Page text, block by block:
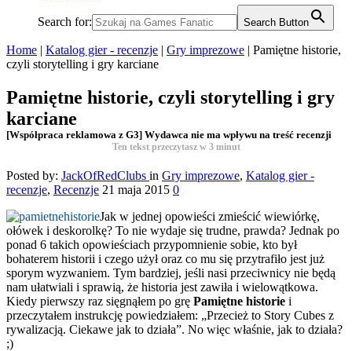
Search for: Search Button
Home | Katalog gier - recenzje | Gry imprezowe | Pamiętne historie,
czyli storytelling i gry karciane
Pamiętne historie, czyli storytelling i gry
karciane
[Współpraca reklamowa z G3] Wydawca nie ma wpływu na treść recenzji
Ten tekst przeczytasz w 3 minut
Posted by: JackOfRedClubs in Gry imprezowe, Katalog gier -
recenzje, Recenzje 21 maja 2015 0
Jak w jednej opowieści zmieścić wiewiórkę,
ołówek i deskorolkę? To nie wydaje się trudne, prawda? Jednak po
ponad 6 takich opowieściach przypomnienie sobie, kto był
bohaterem historii i czego użył oraz co mu się przytrafiło jest już
sporym wyzwaniem. Tym bardziej, jeśli nasi przeciwnicy nie będą
nam ułatwiali i sprawią, że historia jest zawiła i wielowątkowa.
Kiedy pierwszy raz sięgnąłem po grę Pamiętne historie i
przeczytałem instrukcję powiedziałem: „Przecież to Story Cubes z
rywalizacją. Ciekawe jak to działa”. No więc właśnie, jak to działa?
;)